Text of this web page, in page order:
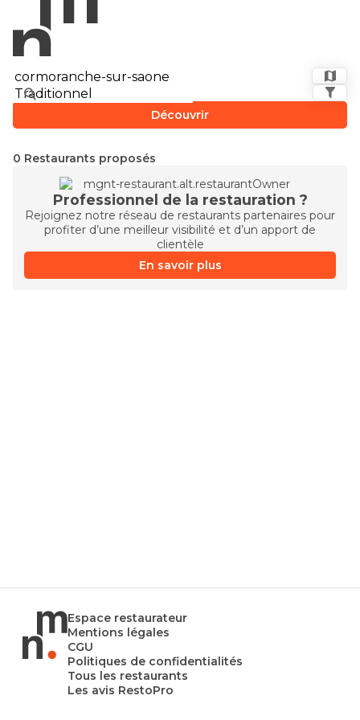
Découvrir
0 Restaurants proposés
Professionnel de la restauration ?
Rejoignez notre réseau de restaurants partenaires pour
profiter d’une meilleur visibilité et d’un apport de
clientèle
En savoir plus
Espace restaurateur
Mentions légales
CGU
Politiques de confidentialités
Tous les restaurants
Les avis RestoPro